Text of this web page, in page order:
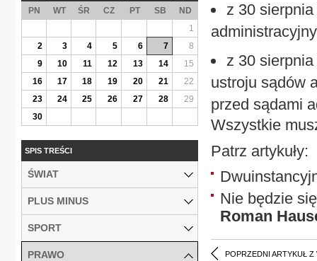
z 30
z 30
ustroju sądów
przed sądami
Wszystkie
Patrz artykuły:
Nie będzie
Roman
POPRZEDNI ARTYKUŁ Z
PN WT ŚR CZ PT SB
ND
1
2
3 4 5 6 7
8
9
10 11 12 13 14
15
16
17 18 19 20 21
22
23
24 25 26 27 28
29
30
SPIS TREŚCI
ŚWIAT
PLUS MINUS
SPORT
PRAWO